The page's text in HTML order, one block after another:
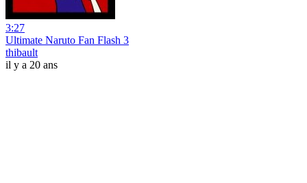
3:27
Ultimate Naruto Fan Flash 3
thibault
il y a 20 ans